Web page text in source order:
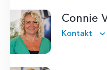
Connie
Kontakt